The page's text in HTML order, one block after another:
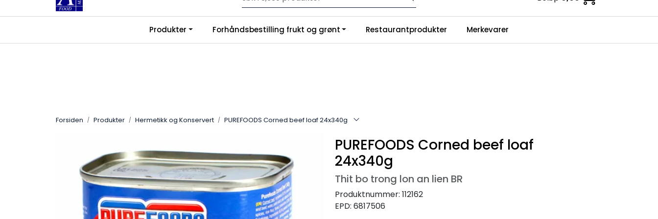
Skip to main content Velkommen til vår nye nettbutikk! Trykk her for å lese mer
Ledige stillinger | Franchise | Om oss Infosenter
Produkter Forhåndsbestilling frukt og grønt Restaurantprodukter Merkevarer
Forsiden Produkter Hermetikk og Konservert PUREFOODS Corned beef loaf 24x340g
PUREFOODS Corned beef loaf
24x340g
Thit bo trong lon an lien BR
Produktnummer: 112162
EPD: 6817506